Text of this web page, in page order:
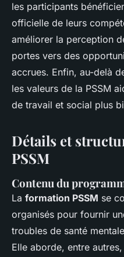
les participants
officielle de leurs
améliorer la perception
portes vers des
accrues. Enfin, au-delà
les valeurs de la PSSM
de travail et social plus
Détails et
PSSM
Contenu du
La formation PSSM se
organisés pour fournir
troubles de santé
Elle aborde, entre